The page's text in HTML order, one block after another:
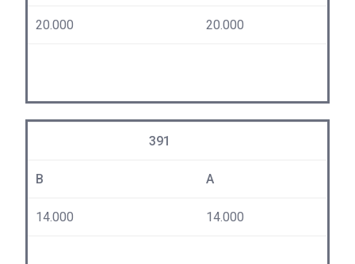
20.000 20.000
391
B A
14.000 14.000